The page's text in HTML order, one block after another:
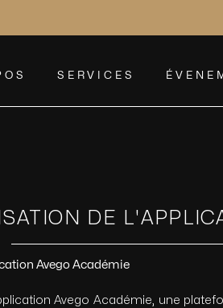
SERVICES
DE
Avego Académie
Avego Académie, une